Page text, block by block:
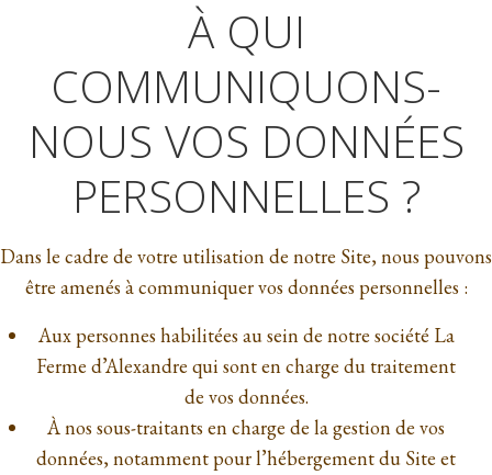
À QUI
COMMUNIQUONS-
NOUS VOS DONNÉES
PERSONNELLES ?
Dans le cadre de votre utilisation de notre Site, nous pouvons
être amenés à communiquer vos données personnelles :
Aux personnes habilitées au sein de notre société La
Ferme d’Alexandre qui sont en charge du traitement
de vos données.
À nos sous-traitants en charge de la gestion de vos
données, notamment pour l’hébergement du Site et